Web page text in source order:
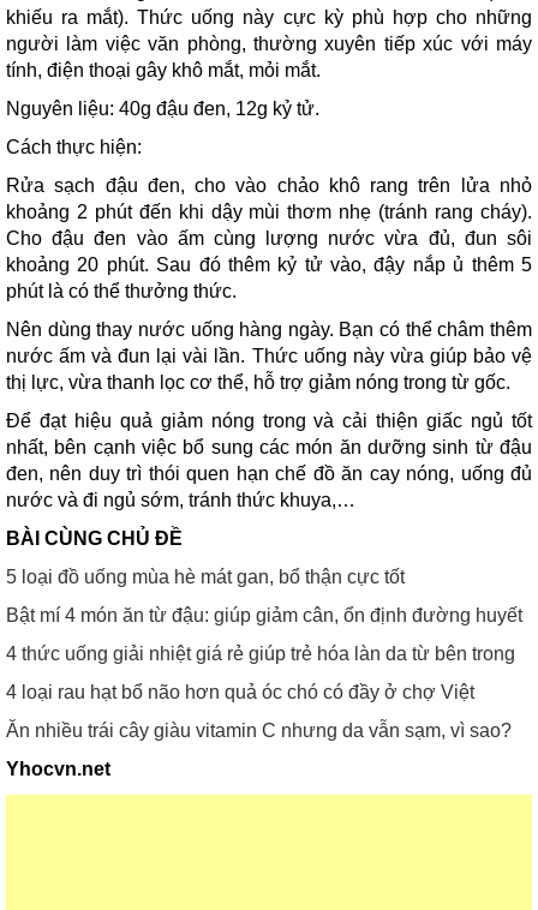
khiếu ra mắt). Thức uống này cực kỳ phù hợp cho những
người làm việc văn phòng, thường xuyên tiếp xúc với máy
tính, điện thoại gây khô mắt, mỏi mắt.
Nguyên liệu: 40g đậu đen, 12g kỷ tử.
Cách thực hiện:
Rửa sạch đậu đen, cho vào chảo khô rang trên lửa nhỏ
khoảng 2 phút đến khi dậy mùi thơm nhẹ (tránh rang cháy).
Cho đậu đen vào ấm cùng lượng nước vừa đủ, đun sôi
khoảng 20 phút. Sau đó thêm kỷ tử vào, đậy nắp ủ thêm 5
phút là có thể thưởng thức.
Nên dùng thay nước uống hàng ngày. Bạn có thể châm thêm
nước ấm và đun lại vài lần. Thức uống này vừa giúp bảo vệ
thị lực, vừa thanh lọc cơ thể, hỗ trợ giảm nóng trong từ gốc.
Để đạt hiệu quả giảm nóng trong và cải thiện giấc ngủ tốt
nhất, bên cạnh việc bổ sung các món ăn dưỡng sinh từ đậu
đen, nên duy trì thói quen hạn chế đồ ăn cay nóng, uống đủ
nước và đi ngủ sớm, tránh thức khuya,…
BÀI CÙNG CHỦ ĐỀ
5 loại đồ uống mùa hè mát gan, bổ thận cực tốt
Bật mí 4 món ăn từ đậu: giúp giảm cân, ổn định đường huyết
4 thức uống giải nhiệt giá rẻ giúp trẻ hóa làn da từ bên trong
4 loại rau hạt bổ não hơn quả óc chó có đầy ở chợ Việt
Ăn nhiều trái cây giàu vitamin C nhưng da vẫn sạm, vì sao?
Yhocvn.net